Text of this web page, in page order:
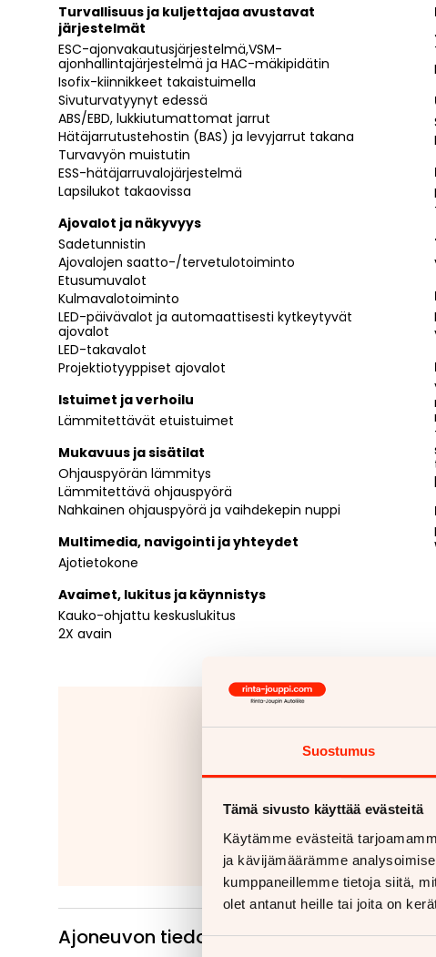
Suostumus
Tämä sivusto käyttää evästeitä
Käytämme evästeitä
ja kävijämäärämme
kumppaneillemme tietoja siitä,
olet antanut heille tai joita on
Turvallisuus ja kuljettajaa avustavat
järjestelmät
ESC-ajonvakautusjärjestelmä,VSM-
ajonhallintajärjestelmä ja HAC-mäkipidätin
Isofix-kiinnikkeet takaistuimella
Sivuturvatyynyt edessä
ABS/EBD, lukkiutumattomat jarrut
Hätäjarrutustehostin (BAS) ja levyjarrut takana
Turvavyön muistutin
ESS-hätäjarruvalojärjestelmä
Lapsilukot takaovissa
Ajovalot ja näkyvyys
Sadetunnistin
Ajovalojen saatto-/tervetulotoiminto
Etusumuvalot
Kulmavalotoiminto
LED-päivävalot ja automaattisesti kytkeytyvät
ajovalot
LED-takavalot
Projektiotyyppiset ajovalot
Istuimet ja verhoilu
Lämmitettävät etuistuimet
Mukavuus ja sisätilat
Ohjauspyörän lämmitys
Lämmitettävä ohjauspyörä
Nahkainen ohjauspyörä ja vaihdekepin nuppi
Multimedia, navigointi ja yhteydet
Ajotietokone
Avaimet, lukitus ja käynnistys
Kauko-ohjattu keskuslukitus
2X avain
Tähänkin autoon
Irrotettavat
Lue
Ajoneuvon tiedot